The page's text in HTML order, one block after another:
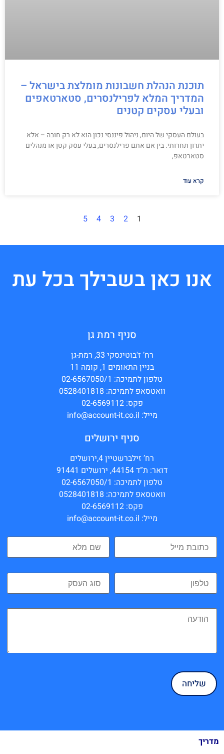
תוכנת הנהלת חשבונות מומלצת בישראל –
המדריך המלא לפרילנסרים, סטארטאפים
ובעלי עסקים קטנים
בעולם העסקי של היום, ניהול פיננסי נכון הוא לא רק חובה – אלא
יתרון תחרותי. בין אם אתם פרילנסרים, בעלי עסק קטן או מנהלים
סטארטאפ,
קרא עוד
1
2
3
4
5
אנו כאן בשבילך בכל עת
סניף רמת גן
רח’ ז'בוטינסקי 33, רמת-גן
בניין התאומים 1, קומה 11
טלפון לתמיכה: 02-6567050/1
וואטסאפ לתמיכה: 0528401818
פקס: 02-6569112
מייל: info@account-it.co.il
סניף ירושלים
רח’ זילברשטיין 4,ירושלים
דואר: ת”ד 44154, ירושלים 91441
טלפון לתמיכה: 02-6567050/1
וואטסאפ לתמיכה: 0528401818
פקס: 02-6569112
מייל: info@account-it.co.il
מדריך